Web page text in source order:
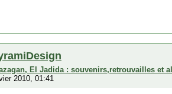
El Jadida : souvenirs,retrouvailles et
2010, 01:41